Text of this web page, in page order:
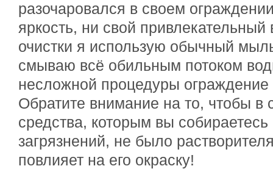
разочаровался в своем
яркость, ни свой
очистки я использую обычный
смываю всё обильным потоком
несложной процедуры ограждение
Обратите внимание на то, чтобы в
средства, которым вы собираетесь
загрязнений, не было
повлияет на его окраску!